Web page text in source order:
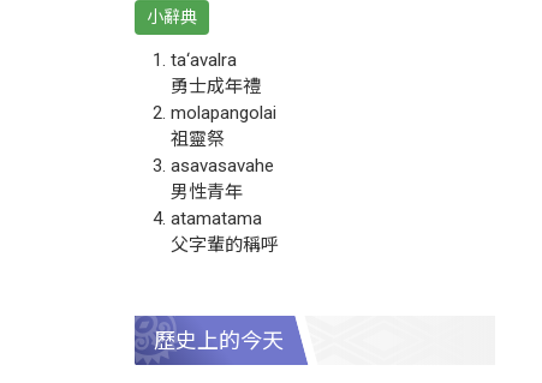
小辭典
ta‘avalra
勇士成年禮
molapangolai
祖靈祭
asavasavahe
男性青年
atamatama
父字輩的稱呼
歷史上的今天